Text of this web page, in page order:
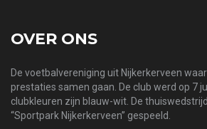
OVER ONS
De voetbalvereniging uit Nijkerkerveen
prestaties samen gaan. De club werd op 7
clubkleuren zijn blauw-wit. De
“Sportpark Nijkerkerveen” gespeeld.